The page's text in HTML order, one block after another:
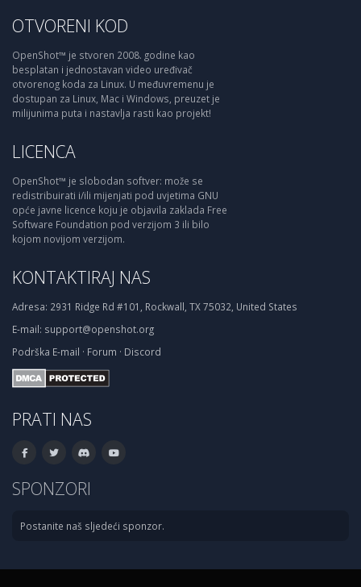
OTVORENI KOD
OpenShot™ je stvoren 2008. godine kao
besplatan i jednostavan video uređivač
otvorenog koda za Linux. U međuvremenu je
dostupan za Linux, Mac i Windows, preuzet je
milijunima puta i nastavlja rasti kao projekt!
LICENCA
OpenShot™ je slobodan softver: može se
redistribuirati i/ili mijenjati pod uvjetima GNU
opće javne licence koju je objavila zaklada Free
Software Foundation pod verzijom 3 ili bilo
kojom novijom verzijom.
KONTAKTIRAJ NAS
Adresa: 2931 Ridge Rd #101, Rockwall, TX 75032, United States
E-mail: support@openshot.org
Podrška E-mail · Forum · Discord
PRATI NAS
SPONZORI
Postanite naš sljedeći sponzor.